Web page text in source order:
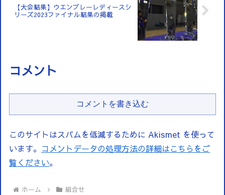
【大会結果】ウエンブレーレディースシ
リーズ2023ファイナル結果の掲載
コメント
コメントを書き込む
このサイトはスパムを低減するために Akismet を使って
います。 コメントデータの処理方法の詳細はこちらをご
覧ください。
ホーム 組合せ